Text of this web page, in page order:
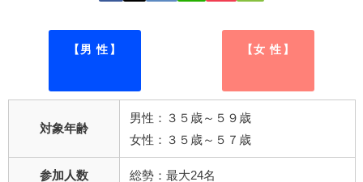
【男 性】 【女 性】
対象年齢
男性：３５歳～５９歳
女性：３５歳～５７歳
参加人数 総勢：最大24名